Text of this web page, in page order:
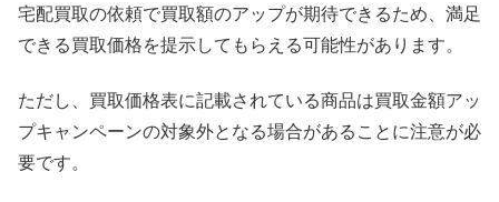
宅配買取の依頼で買取額のアップが期待できるため、満足
できる買取価格を提示してもらえる可能性があります。
ただし、買取価格表に記載されている商品は買取金額アッ
プキャンペーンの対象外となる場合があることに注意が必
要です。